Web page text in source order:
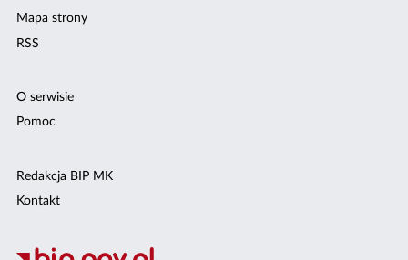
Mapa strony
RSS
O serwisie
Pomoc
Redakcja BIP MK
Kontakt